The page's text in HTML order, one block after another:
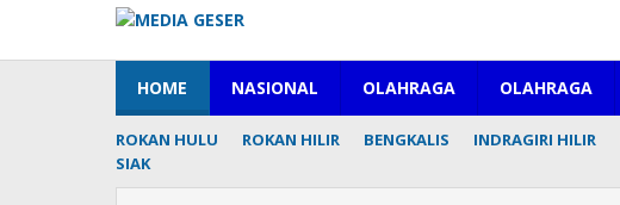
konten
HOME NASIONAL OLAHRAGA OLAHRAGA
ROKAN HULU ROKAN HILIR BENGKALIS INDRAGIRI HILIR
SIAK